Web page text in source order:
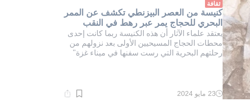
ثقافة
كنيسة من العصر البيزنطي تكشف عن الممر
البحري للحجاج يمر عبر رهط في النقب
يعتقد علماء الآثار أن هذه الكنيسة ربما كانت إحدى
محطات الحجاج المسيحيين الأولى بعد نزولهم من
رحلتهم البحرية التي رست سفنها في ميناء غزة"
وقت
23 مايو 2024